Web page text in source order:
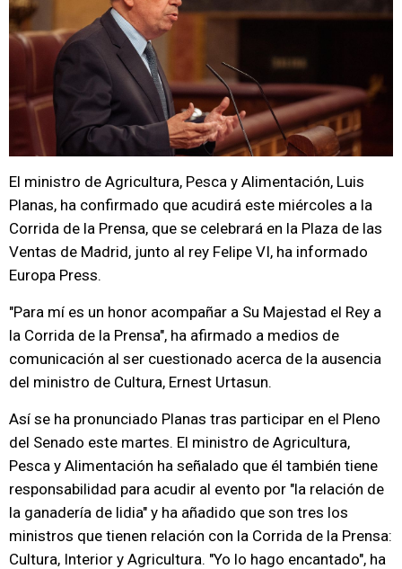
El ministro de Agricultura, Pesca y Alimentación, Luis
Planas, ha confirmado que acudirá este miércoles a la
Corrida de la Prensa, que se celebrará en la Plaza de las
Ventas de Madrid, junto al rey Felipe VI, ha informado
Europa Press.
"Para mí es un honor acompañar a Su Majestad el Rey a
la Corrida de la Prensa", ha afirmado a medios de
comunicación al ser cuestionado acerca de la ausencia
del ministro de Cultura, Ernest Urtasun.
Así se ha pronunciado Planas tras participar en el Pleno
del Senado este martes. El ministro de Agricultura,
Pesca y Alimentación ha señalado que él también tiene
responsabilidad para acudir al evento por "la relación de
la ganadería de lidia" y ha añadido que son tres los
ministros que tienen relación con la Corrida de la Prensa:
Cultura, Interior y Agricultura. "Yo lo hago encantado", ha